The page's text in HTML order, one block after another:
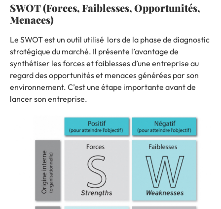
SWOT (Forces, Faiblesses, Opportunités,
Menaces)
Le SWOT est un outil utilisé lors de la phase de diagnostic
stratégique du marché. Il présente l’avantage de
synthétiser les forces et faiblesses d’une entreprise au
regard des opportunités et menaces générées par son
environnement. C’est une étape importante avant de
lancer son entreprise.